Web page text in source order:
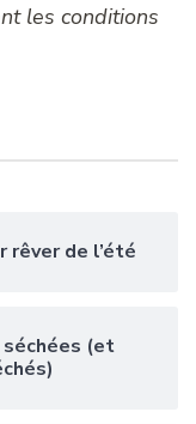
les conditions
rêver de l’été
(et